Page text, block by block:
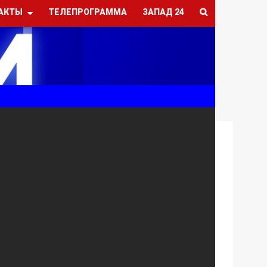
ТЕЛЕПРОГРАММА ЗАПАД 24